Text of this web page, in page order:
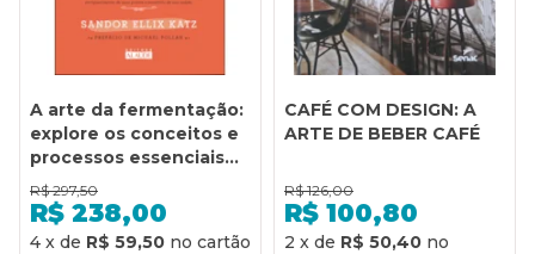
A arte da fermentação:
explore os conceitos e
processos essenciais
da fermentação
praticados ao redor do
mundo
R$ 297,50
R$ 238,00
4 x de R$ 59,50
CAFÉ COM DESIGN: A
ARTE DE BEBER CAFÉ
R$ 126,00
R$ 100,80
2 x de R$ 50,40